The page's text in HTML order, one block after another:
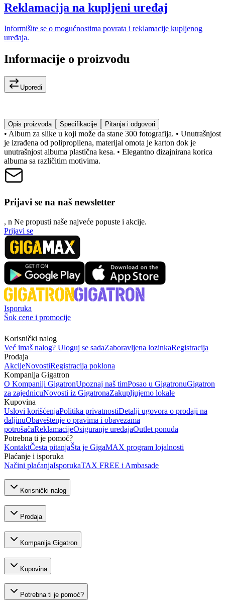
Reklamacija na kupljeni uređaj
Informišite se o mogućnostima povrata i reklamacije kupljenog
uređaja.
Informacije o proizvodu
Uporedi
Opis proizvoda Specifikacije Pitanja i odgovori
• Album za slike u koji može da stane 300 fotografija. • Unutrašnjost
je izrađena od polipropilena, materijal omota je karton dok je
unutrašnjost albuma plastična kesa. • Elegantno dizajnirana korica
albuma sa različitim motivima.
Prijavi se na naš newsletter
, n Ne propusti naše najveće popuste i akcije.
Prijavi se
Isporuka
Šok cene i promocije
Korisnički nalog
Već imaš nalog? Uloguj se sadaZaboravljena lozinkaRegistracija
Prodaja
AkcijeNovostiRegistracija poklona
Kompanija Gigatron
O Kompaniji GigatronUpoznaj naš timPosao u GigatronuGigatron
za zajednicuNovosti iz GigatronaZakupljujemo lokale
Kupovina
Uslovi korišćenjaPolitika privatnostiDetalji ugovora o prodaji na
daljinuObaveštenje o pravima i obavezama
potrošačaReklamacijeOsiguranje uređajaOutlet ponuda
Potrebna ti je pomoć?
KontaktČesta pitanjaŠta je GigaMAX program lojalnosti
Plaćanje i isporuka
Načini plaćanjaIsporukaTAX FREE i Ambasade
Korisnički nalog
Prodaja
Kompanija Gigatron
Kupovina
Potrebna ti je pomoć?